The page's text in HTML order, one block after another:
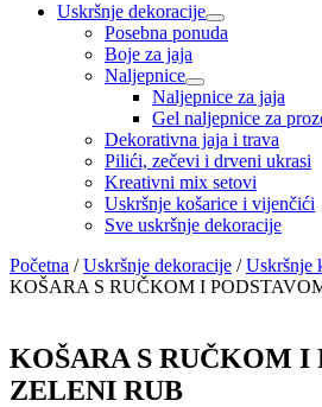
Uskršnje dekoracije
Posebna ponuda
Boje za jaja
Naljepnice
Naljepnice za jaja
Gel naljepnice za
Dekorativna jaja i trava
Pilići, zečevi i drveni ukrasi
Kreativni mix setovi
Uskršnje košarice i vijenčići
Sve uskršnje dekoracije
Početna / Uskršnje dekoracije / Uskršnje
KOŠARA S RUČKOM I
KOŠARA S RUČKOM I
ZELENI RUB